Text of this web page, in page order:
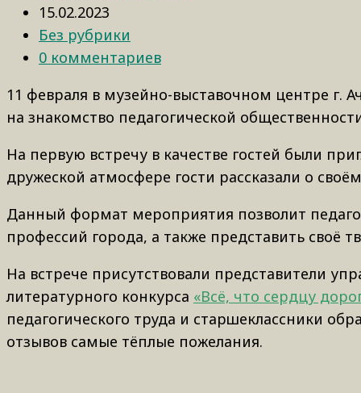
15.02.2023
Без рубрики
0 комментариев
11 февраля в музейно-выставочном центре г.
на знакомство педагогической
На первую встречу в качестве гостей были
дружеской атмосфере гости рассказали о
Данный формат мероприятия позволит
профессий города, а также представить своё
На встрече присутствовали представители
литературного конкурса «Всё, что сердцу
педагогического труда и старшеклассники
отзывов самые тёплые пожелания.